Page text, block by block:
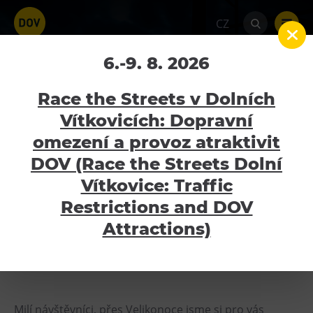
CZ
Velikonoční otevírací
doba
Aktuality Velikonoční otevírací doba
Atraktivity
Bolt Tower
Velký svět techniky
Malý svět techniky U6
Gong
Bolt Café, prohlídky NKP, Galerie Gong, Hornické
muzeum Landek Park– otevřenovčetně
Velikonočního pondělí
Svět techniky, Dětský svět, U6– otevřeno
Milí návštěvníci, přes Velikonoce jsme si pro vás
6.-9. 8. 2026
Race the Streets v Dolních
Vítkovicích: Dopravní
omezení a provoz atraktivit
DOV (Race the Streets Dolní
Vítkovice: Traffic
Restrictions and DOV
Attractions)